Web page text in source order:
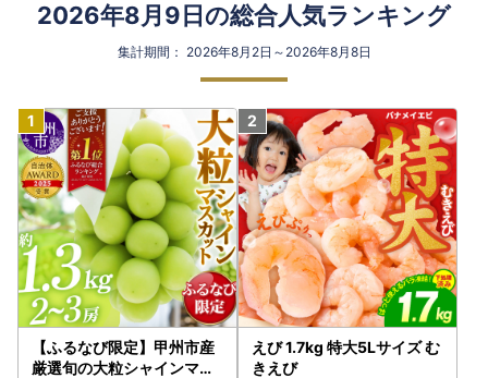
2026年8月9日の総合人気ランキング
集計期間： 2026年8月2日～2026年8月8日
【ふるなび限定】甲州市産
厳選旬の大粒シャインマス
えび 1.7kg 特大5Lサイズ む
きえび